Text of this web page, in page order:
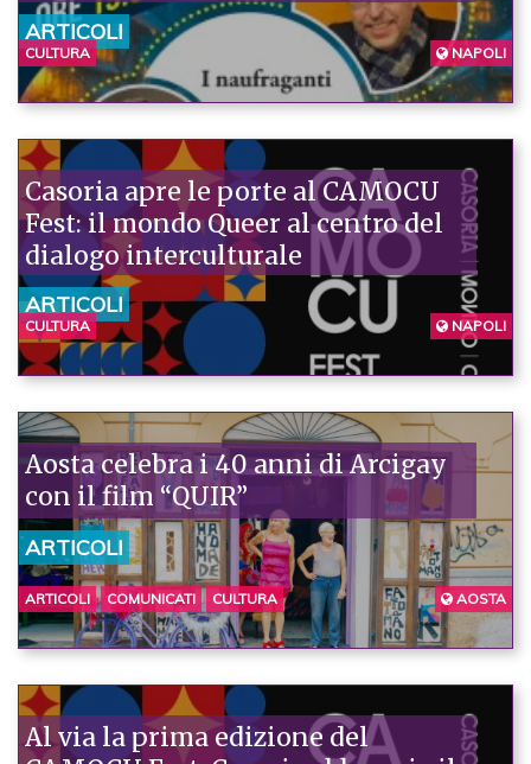
ARTICOLI
CULTURA NAPOLI
Casoria apre le porte al CAMOCU
Fest: il mondo Queer al centro del
dialogo interculturale
ARTICOLI
CULTURA NAPOLI
Aosta celebra i 40 anni di Arcigay
con il film “QUIR”
ARTICOLI
ARTICOLI COMUNICATI CULTURA AOSTA
Al via la prima edizione del